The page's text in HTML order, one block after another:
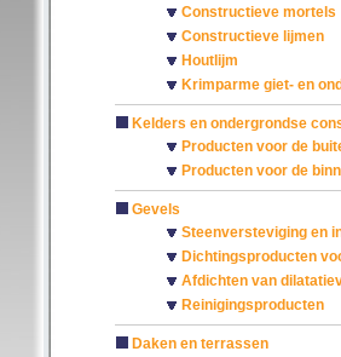
Constructieve mortels
Constructieve lijmen
Houtlijm
Krimparme giet- en
Kelders en ondergrondse
Producten voor de
Producten voor de
Gevels
Steenversteviging en
Dichtingsproducten
Afdichten van
Reinigingsproducten
Daken en terrassen